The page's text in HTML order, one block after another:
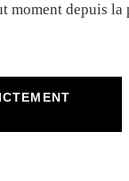
moment depuis